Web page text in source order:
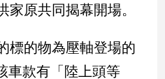
家原共同揭幕開場。
標的物為壓軸登場的
車款有「陸上頭等